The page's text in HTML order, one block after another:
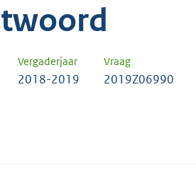
Vergaderjaar Vraag
2018-2019 2019Z06990